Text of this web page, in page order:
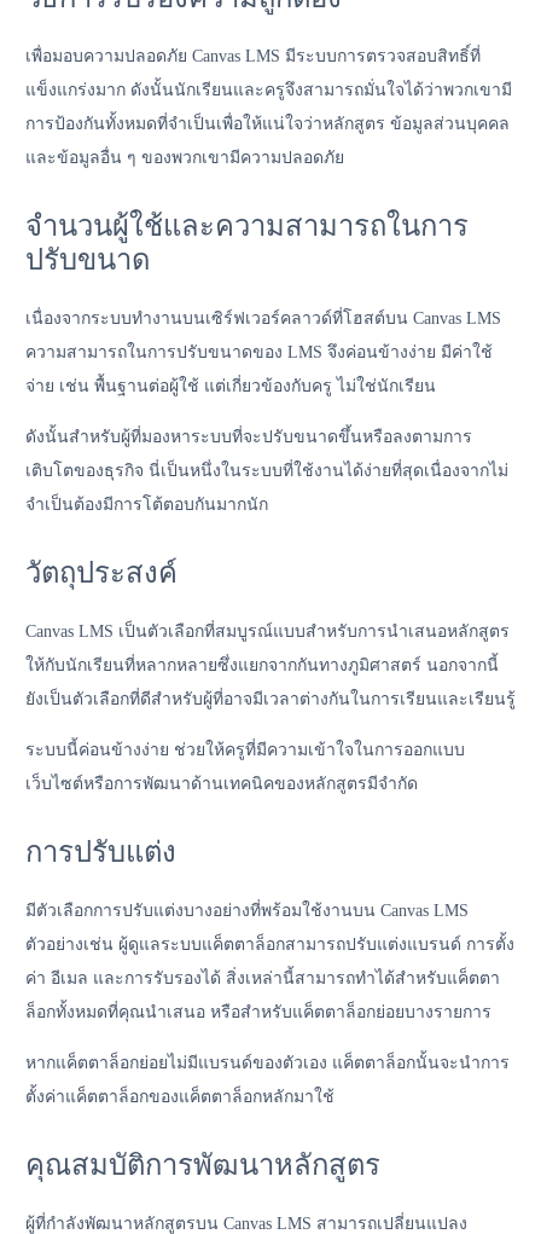
เพื่อมอบความปลอดภัย Canvas LMS มีระบบการตรวจสอบสิทธิ์ที่
แข็งแกร่งมาก ดังนั้นนักเรียนและครูจึงสามารถมั่นใจได้ว่าพวกเขามี
การป้องกันทั้งหมดที่จำเป็นเพื่อให้แน่ใจว่าหลักสูตร ข้อมูลส่วนบุคคล
และข้อมูลอื่น ๆ ของพวกเขามีความปลอดภัย
จำนวนผู้ใช้และความสามารถในการ
ปรับขนาด
เนื่องจากระบบทำงานบนเซิร์ฟเวอร์คลาวด์ที่โฮสต์บน Canvas LMS
ความสามารถในการปรับขนาดของ LMS จึงค่อนข้างง่าย มีค่าใช้
จ่าย เช่น พื้นฐานต่อผู้ใช้ แต่เกี่ยวข้องกับครู ไม่ใช่นักเรียน
ดังนั้นสำหรับผู้ที่มองหาระบบที่จะปรับขนาดขึ้นหรือลงตามการ
เติบโตของธุรกิจ นี่เป็นหนึ่งในระบบที่ใช้งานได้ง่ายที่สุดเนื่องจากไม่
จำเป็นต้องมีการโต้ตอบกันมากนัก
วัตถุประสงค์
Canvas LMS เป็นตัวเลือกที่สมบูรณ์แบบสำหรับการนำเสนอหลักสูตร
ให้กับนักเรียนที่หลากหลายซึ่งแยกจากกันทางภูมิศาสตร์ นอกจากนี้
ยังเป็นตัวเลือกที่ดีสำหรับผู้ที่อาจมีเวลาต่างกันในการเรียนและเรียนรู้
ระบบนี้ค่อนข้างง่าย ช่วยให้ครูที่มีความเข้าใจในการออกแบบ
เว็บไซต์หรือการพัฒนาด้านเทคนิคของหลักสูตรมีจำกัด
การปรับแต่ง
มีตัวเลือกการปรับแต่งบางอย่างที่พร้อมใช้งานบน Canvas LMS
ตัวอย่างเช่น ผู้ดูแลระบบแค็ตตาล็อกสามารถปรับแต่งแบรนด์ การตั้ง
ค่า อีเมล และการรับรองได้ สิ่งเหล่านี้สามารถทำได้สำหรับแค็ตตา
ล็อกทั้งหมดที่คุณนำเสนอ หรือสำหรับแค็ตตาล็อกย่อยบางรายการ
หากแค็ตตาล็อกย่อยไม่มีแบรนด์ของตัวเอง แค็ตตาล็อกนั้นจะนำการ
ตั้งค่าแค็ตตาล็อกของแค็ตตาล็อกหลักมาใช้
คุณสมบัติการพัฒนาหลักสูตร
ผู้ที่กำลังพัฒนาหลักสูตรบน Canvas LMS สามารถเปลี่ยนแปลง